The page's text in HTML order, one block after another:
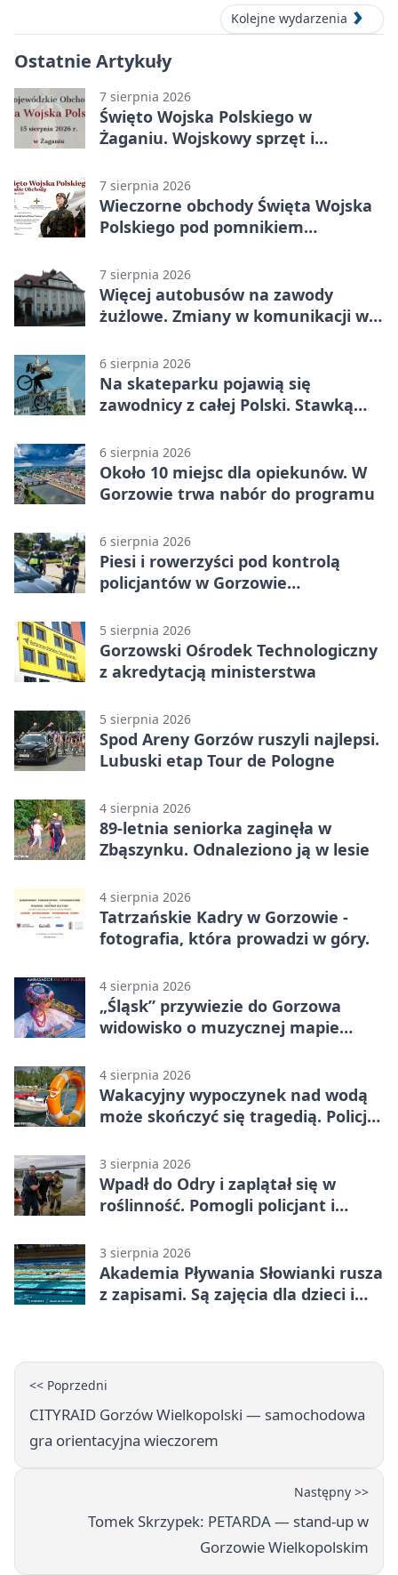
Kolejne wydarzenia
Ostatnie Artykuły
7 sierpnia 2026
Święto Wojska Polskiego w
Żaganiu. Wojskowy sprzęt i
7 sierpnia 2026
Wieczorne obchody Święta Wojska
Polskiego pod pomnikiem
7 sierpnia 2026
Więcej autobusów na zawody
żużlowe. Zmiany w komunikacji w
6 sierpnia 2026
Na skateparku pojawią się
zawodnicy z całej Polski. Stawką
6 sierpnia 2026
Około 10 miejsc dla opiekunów. W
Gorzowie trwa nabór do programu
6 sierpnia 2026
Piesi i rowerzyści pod kontrolą
policjantów w Gorzowie
5 sierpnia 2026
Gorzowski Ośrodek Technologiczny
z akredytacją ministerstwa
5 sierpnia 2026
Spod Areny Gorzów ruszyli najlepsi.
Lubuski etap Tour de Pologne
4 sierpnia 2026
89-letnia seniorka zaginęła w
Zbąszynku. Odnaleziono ją w lesie
4 sierpnia 2026
Tatrzańskie Kadry w Gorzowie -
fotografia, która prowadzi w góry.
4 sierpnia 2026
„Śląsk” przywiezie do Gorzowa
widowisko o muzycznej mapie
4 sierpnia 2026
Wakacyjny wypoczynek nad wodą
może skończyć się tragedią. Policja
3 sierpnia 2026
Wpadł do Odry i zaplątał się w
roślinność. Pomogli policjant i
3 sierpnia 2026
Akademia Pływania Słowianki rusza
z zapisami. Są zajęcia dla dzieci i
<< Poprzedni
CITYRAID Gorzów Wielkopolski — samochodowa
gra orientacyjna wieczorem
Następny >>
Tomek Skrzypek: PETARDA — stand-up w
Gorzowie Wielkopolskim